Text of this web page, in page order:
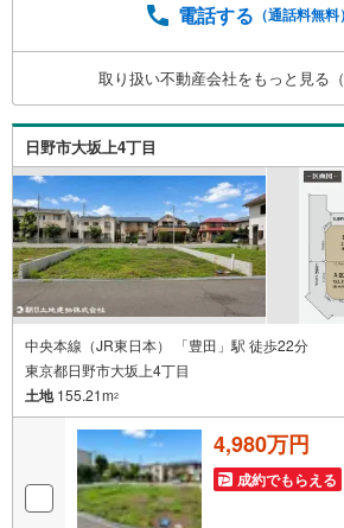
案内時に他物件もご紹介可能です
希望があれば周辺環境、お客様の希
もご案内をいたします。お住まい
（株）八王子店 営業2課にお任せ
電話する （通話料無料）
取り扱い不動産会社をもっと見る（
日野市大坂上4丁目
中央本線（JR東日本） 「豊田」駅 徒歩22分
東京都日野市大坂上4丁目
土地155.21m2
4,980万円
成約でもらえる